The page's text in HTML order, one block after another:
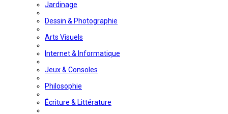
Jardinage
Dessin & Photographie
Arts Visuels
Internet & Informatique
Jeux & Consoles
Philosophie
Écriture & Littérature